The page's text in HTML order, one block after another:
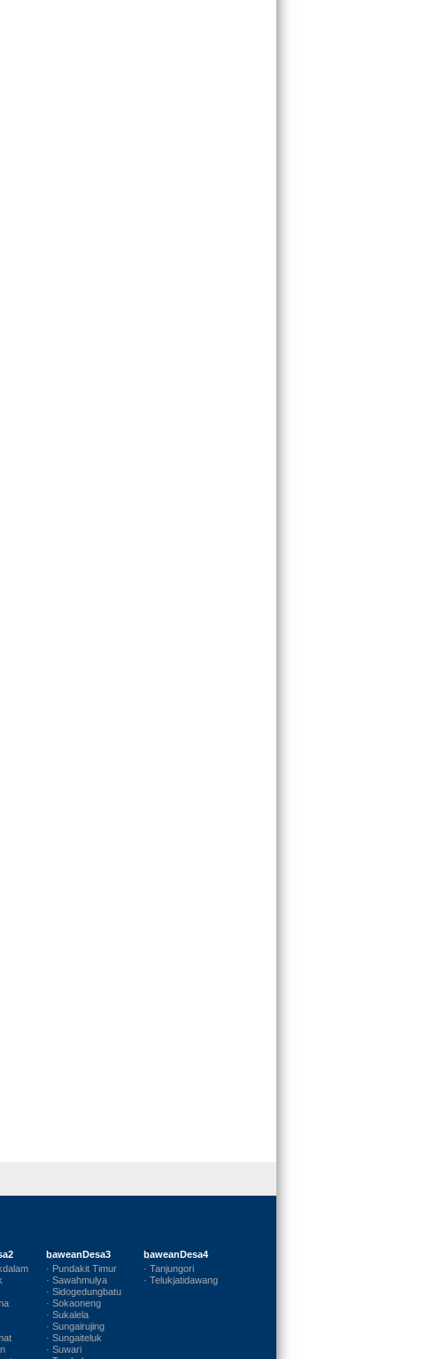
baweanDesa3
· Pundakit Timur
· Sawahmulya
· Sidogedungbatu
· Sokaoneng
· Sukalela
· Sungairujing
· Sungaiteluk
· Suwari
baweanDesa4
· Tanjungori
· Telukjatidawang